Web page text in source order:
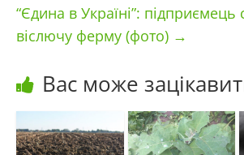
“Єдина в Україні”: підприємець
віслючу ферму (фото) →
Вас може